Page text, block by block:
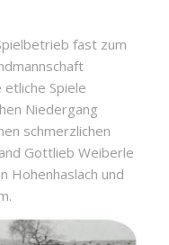
fast zum
Spiele
Niedergang
schmerzlichen
Gottlieb Weiberle
Hohenhaslach und